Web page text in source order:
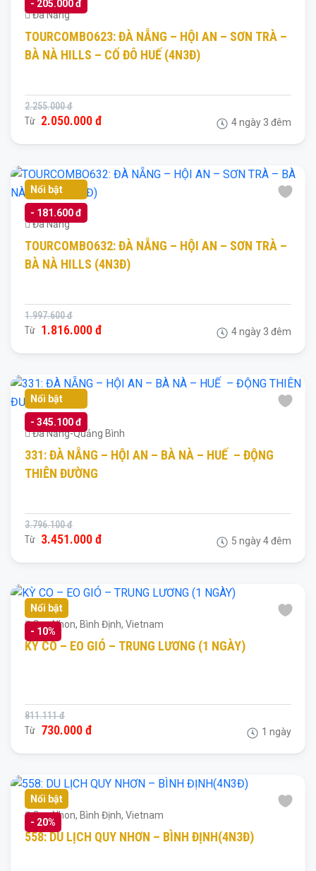
- 205.000 đ
Đà Nẵng
TOURCOMBO623: ĐÀ NẴNG – HỘI AN – SƠN TRÀ –
BÀ NÀ HILLS – CỐ ĐÔ HUẾ (4N3Đ)
2.255.000 đ
Từ 2.050.000 đ 4 ngày 3 đêm
Nổi bật
- 181.600 đ
Đà Nẵng
TOURCOMBO632: ĐÀ NẴNG – HỘI AN – SƠN TRÀ –
BÀ NÀ HILLS (4N3Đ)
1.997.600 đ
Từ 1.816.000 đ 4 ngày 3 đêm
Nổi bật
- 345.100 đ
Đà Nẵng-Quảng Bình
331: ĐÀ NẴNG – HỘI AN – BÀ NÀ – HUẾ – ĐỘNG
THIÊN ĐƯỜNG
3.796.100 đ
Từ 3.451.000 đ 5 ngày 4 đêm
Nổi bật
- 10%
Quy Nhon, Bình Định, Vietnam
KỲ CO – EO GIÓ – TRUNG LƯƠNG (1 NGÀY)
811.111 đ
Từ 730.000 đ 1 ngày
Nổi bật
- 20%
Quy Nhon, Bình Định, Vietnam
558: DU LỊCH QUY NHƠN – BÌNH ĐỊNH(4N3Đ)